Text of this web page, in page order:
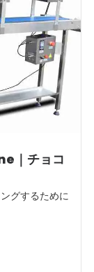
｜チョコ
グするために